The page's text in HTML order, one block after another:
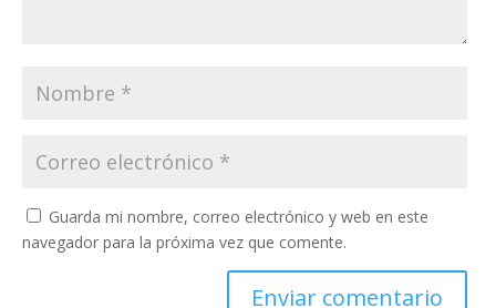
Guarda mi nombre, correo electrónico y web en este
navegador para la próxima vez que comente.